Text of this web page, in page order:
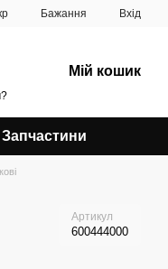
Бажання Вхід
Мій кошик
Запчастини
Артикул
600444000